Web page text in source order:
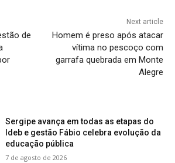
de
Next article
Homem é preso após atacar
vítima no pescoço com
garrafa quebrada em Monte
Alegre
Sergipe avança em todas as etapas do
Ideb e gestão Fábio celebra evolução da
educação pública
7 de agosto de 2026